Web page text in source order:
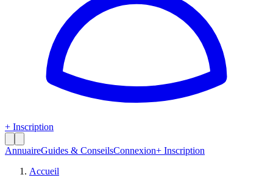
+ Inscription
AnnuaireGuides & ConseilsConnexion+ Inscription
Accueil